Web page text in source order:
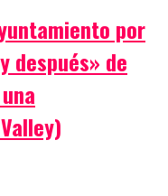
por
después» de